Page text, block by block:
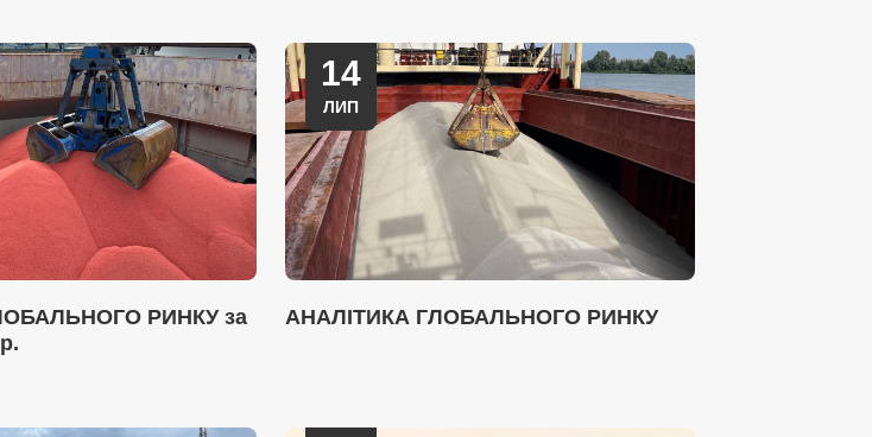
РИНКУ за
14
ЛИП
АНАЛІТИКА ГЛОБАЛЬНОГО РИНКУ